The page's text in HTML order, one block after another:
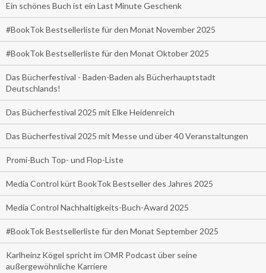
Ein schönes Buch ist ein Last Minute Geschenk
#BookTok Bestsellerliste für den Monat November 2025
#BookTok Bestsellerliste für den Monat Oktober 2025
Das Bücherfestival - Baden-Baden als Bücherhauptstadt
Deutschlands!
Das Bücherfestival 2025 mit Elke Heidenreich
Das Bücherfestival 2025 mit Messe und über 40 Veranstaltungen
Promi-Buch Top- und Flop-Liste
Media Control kürt BookTok Bestseller des Jahres 2025
Media Control Nachhaltigkeits-Buch-Award 2025
#BookTok Bestsellerliste für den Monat September 2025
Karlheinz Kögel spricht im OMR Podcast über seine
außergewöhnliche Karriere